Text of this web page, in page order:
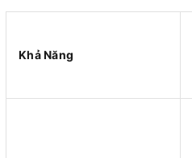
Khả Năng